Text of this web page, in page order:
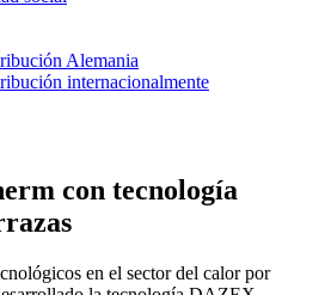
Alemania
internacionalmente
con tecnología
en el sector del calor por